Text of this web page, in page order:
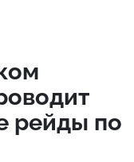
рейды по